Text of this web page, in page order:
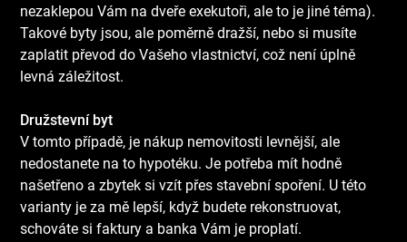
nezaklepou Vám na dveře exekutoři, ale to je jiné téma).
Takové byty jsou, ale poměrně dražší, nebo si musíte
zaplatit převod do Vašeho vlastnictví, což není úplně
levná záležitost.
Družstevní byt
V tomto případě, je nákup nemovitosti levnější, ale
nedostanete na to hypotéku. Je potřeba mít hodně
našetřeno a zbytek si vzít přes stavební spoření. U této
varianty je za mě lepší, když budete rekonstruovat,
schováte si faktury a banka Vám je proplatí.